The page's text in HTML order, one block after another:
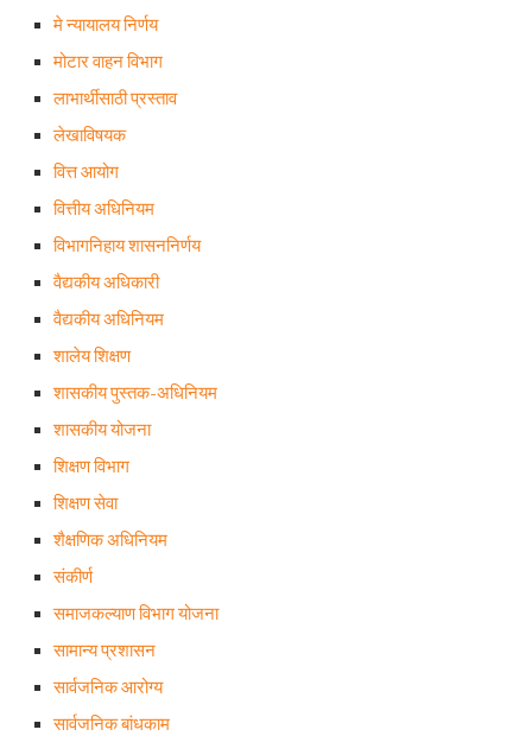
मे न्यायालय निर्णय
मोटार वाहन विभाग
लाभार्थीसाठी प्रस्ताव
लेखाविषयक
वित्त आयोग
वित्तीय अधिनियम
विभागनिहाय शासननिर्णय
वैद्यकीय अधिकारी
वैद्यकीय अधिनियम
शालेय शिक्षण
शासकीय पुस्तक-अधिनियम
शासकीय योजना
शिक्षण विभाग
शिक्षण सेवा
शैक्षणिक अधिनियम
संकीर्ण
समाजकल्याण विभाग योजना
सामान्य प्रशासन
सार्वजनिक आरोग्य
सार्वजनिक बांधकाम